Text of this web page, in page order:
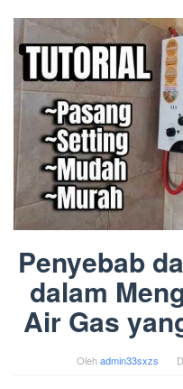
Penyebab
dalam
Air Gas
Olehadmin33sxzs